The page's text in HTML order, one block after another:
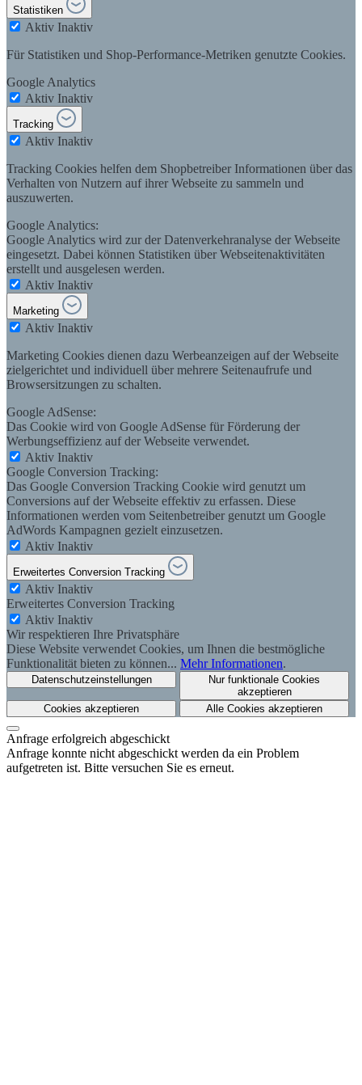
Statistiken
Aktiv Inaktiv
Für Statistiken und Shop-Performance-Metriken genutzte Cookies.
Google Analytics
Aktiv Inaktiv
Tracking
Aktiv Inaktiv
Tracking Cookies helfen dem Shopbetreiber Informationen über das
Verhalten von Nutzern auf ihrer Webseite zu sammeln und
auszuwerten.
Google Analytics:
Google Analytics wird zur der Datenverkehranalyse der Webseite
eingesetzt. Dabei können Statistiken über Webseitenaktivitäten
erstellt und ausgelesen werden.
Aktiv Inaktiv
Marketing
Aktiv Inaktiv
Marketing Cookies dienen dazu Werbeanzeigen auf der Webseite
zielgerichtet und individuell über mehrere Seitenaufrufe und
Browsersitzungen zu schalten.
Google AdSense:
Das Cookie wird von Google AdSense für Förderung der
Werbungseffizienz auf der Webseite verwendet.
Aktiv Inaktiv
Google Conversion Tracking:
Das Google Conversion Tracking Cookie wird genutzt um
Conversions auf der Webseite effektiv zu erfassen. Diese
Informationen werden vom Seitenbetreiber genutzt um Google
AdWords Kampagnen gezielt einzusetzen.
Aktiv Inaktiv
Erweitertes Conversion Tracking
Aktiv Inaktiv
Erweitertes Conversion Tracking
Aktiv Inaktiv
Wir respektieren Ihre Privatsphäre
Diese Website verwendet Cookies, um Ihnen die bestmögliche
Funktionalität bieten zu können... Mehr Informationen.
Datenschutzeinstellungen
Nur funktionale Cookies
akzeptieren
Cookies akzeptieren
Alle Cookies akzeptieren
Anfrage erfolgreich abgeschickt
Anfrage konnte nicht abgeschickt werden da ein Problem
aufgetreten ist. Bitte versuchen Sie es erneut.